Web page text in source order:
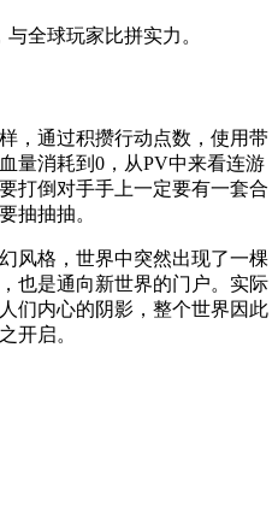
全球玩家比拼实力。
，通过积攒行动点数，使用带
量消耗到0，从PV中来看连游
打倒对手手上一定要有一套合
抽抽抽。
风格，世界中突然出现了一棵
也是通向新世界的门户。实际
们内心的阴影，整个世界因此
开启。